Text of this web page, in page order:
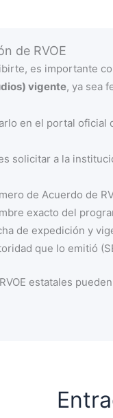
de RVOE
es importante
vigente, ya sea
en el portal oficial
solicitar a la
de Acuerdo de
exacto del
de expedición y
que lo emitió
estatales